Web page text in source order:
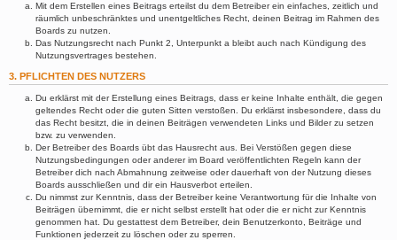
Mit dem Erstellen eines Beitrags erteilst du dem Betreiber ein einfaches, zeitlich und
räumlich unbeschränktes und unentgeltliches Recht, deinen Beitrag im Rahmen des
Boards zu nutzen.
Das Nutzungsrecht nach Punkt 2, Unterpunkt a bleibt auch nach Kündigung des
Nutzungsvertrages bestehen.
3. PFLICHTEN DES NUTZERS
Du erklärst mit der Erstellung eines Beitrags, dass er keine Inhalte enthält, die gegen
geltendes Recht oder die guten Sitten verstoßen. Du erklärst insbesondere, dass du
das Recht besitzt, die in deinen Beiträgen verwendeten Links und Bilder zu setzen
bzw. zu verwenden.
Der Betreiber des Boards übt das Hausrecht aus. Bei Verstößen gegen diese
Nutzungsbedingungen oder anderer im Board veröffentlichten Regeln kann der
Betreiber dich nach Abmahnung zeitweise oder dauerhaft von der Nutzung dieses
Boards ausschließen und dir ein Hausverbot erteilen.
Du nimmst zur Kenntnis, dass der Betreiber keine Verantwortung für die Inhalte von
Beiträgen übernimmt, die er nicht selbst erstellt hat oder die er nicht zur Kenntnis
genommen hat. Du gestattest dem Betreiber, dein Benutzerkonto, Beiträge und
Funktionen jederzeit zu löschen oder zu sperren.